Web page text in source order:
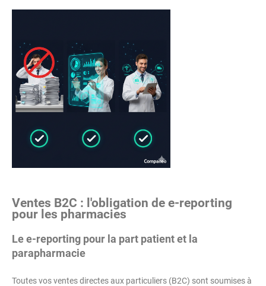
Ventes B2C : l'obligation de e-reporting
pour les pharmacies
Le e-reporting pour la part patient et la
parapharmacie
Toutes vos ventes directes aux particuliers (B2C) sont soumises à